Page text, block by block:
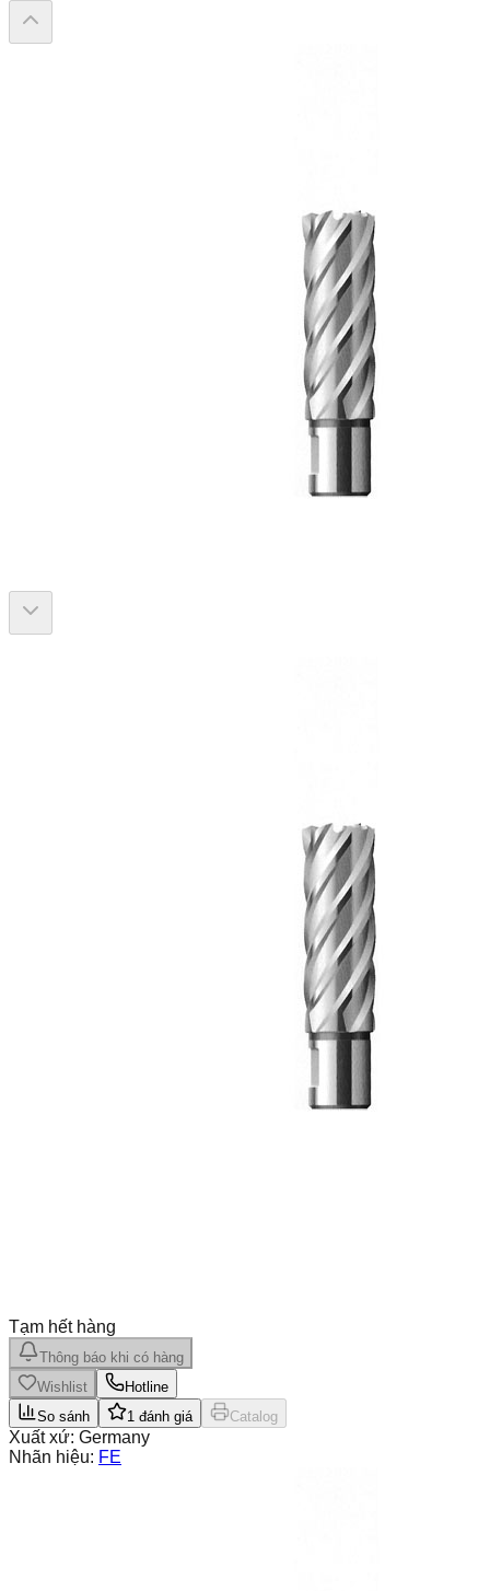
Tạm hết hàng
Thông báo khi có hàng
Wishlist
Hotline
So sánh
1 đánh giá Catalog
Xuất xứ: Germany
Nhãn hiệu: FE